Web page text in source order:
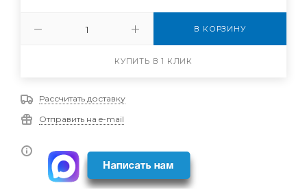
В КОРЗИНУ
КУПИТЬ В 1 КЛИК
Рассчитать доставку
Отправить на e-mail